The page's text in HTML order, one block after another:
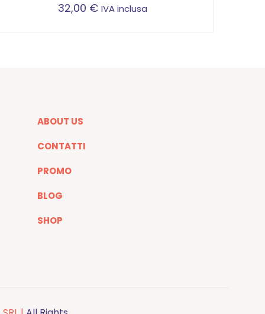
32,00 € IVA inclusa
ABOUT US
CONTATTI
PROMO
BLOG
SHOP